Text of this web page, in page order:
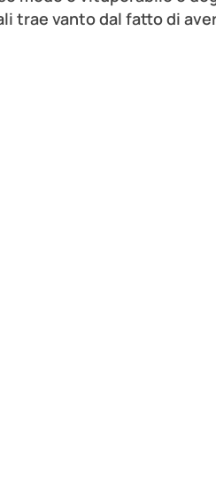
trae vanto dal fatto di